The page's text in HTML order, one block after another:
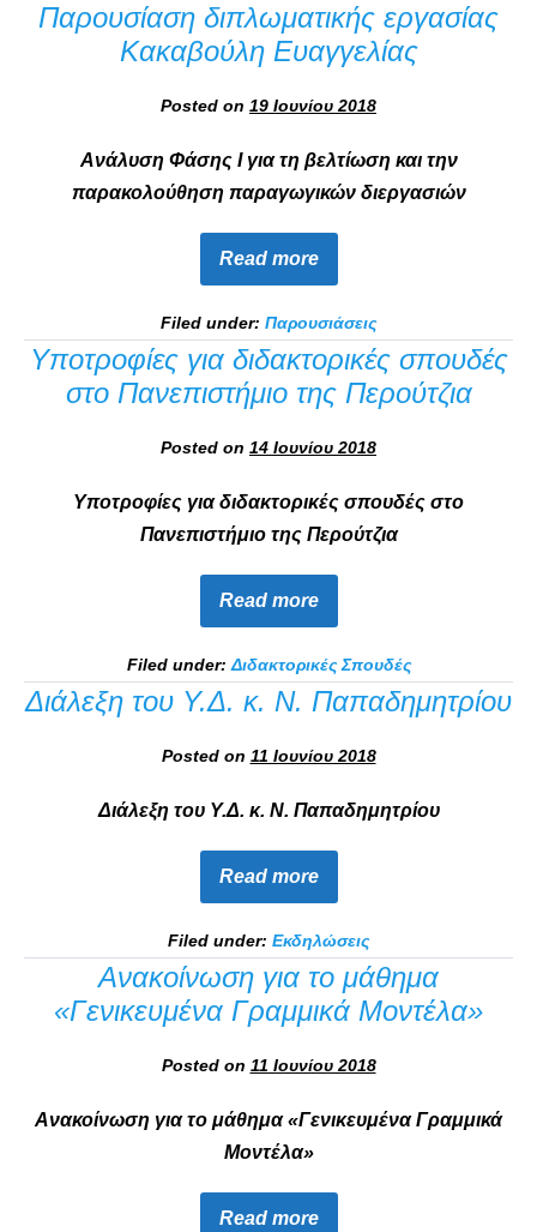
Παρουσίαση διπλωματικής εργασίας
Κακαβούλη Ευαγγελίας
Posted on 19 Ιουνίου 2018
Ανάλυση Φάσης Ι για τη βελτίωση και την
παρακολούθηση παραγωγικών διεργασιών
Read more
Filed under: Παρουσιάσεις
Υποτροφίες για διδακτορικές σπουδές
στο Πανεπιστήμιο της Περούτζια
Posted on 14 Ιουνίου 2018
Υποτροφίες για διδακτορικές σπουδές στο
Πανεπιστήμιο της Περούτζια
Read more
Filed under: Διδακτορικές Σπουδές
Διάλεξη του Υ.Δ. κ. Ν. Παπαδημητρίου
Posted on 11 Ιουνίου 2018
Διάλεξη του Υ.Δ. κ. Ν. Παπαδημητρίου
Read more
Filed under: Εκδηλώσεις
Ανακοίνωση για το μάθημα
«Γενικευμένα Γραμμικά Μοντέλα»
Posted on 11 Ιουνίου 2018
Ανακοίνωση για το μάθημα «Γενικευμένα Γραμμικά
Μοντέλα»
Read more